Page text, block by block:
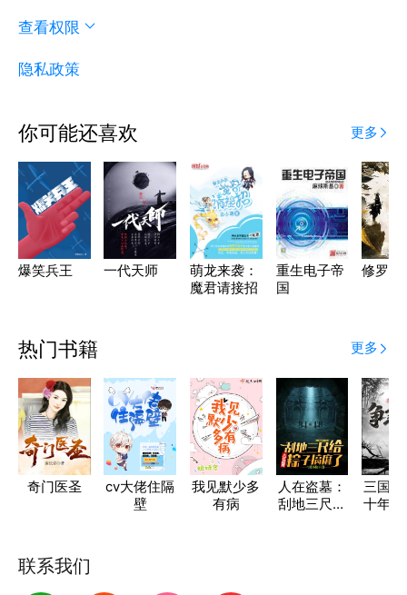
查看权限
隐私政策
你可能还喜欢 更多
爆笑兵王 一代天师
萌龙来袭：
魔君请接招
重生电子帝
国
修罗狂
热门书籍 更多
奇门医圣
cv大佬住隔
壁
我见默少多
有病
人在盗墓：
刮地三尺给
三国
十年
联系我们